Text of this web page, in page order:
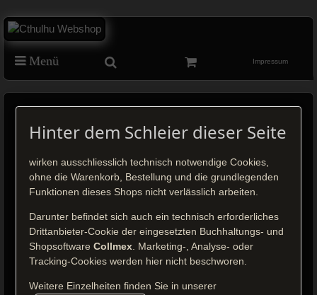
Menü Impressum
1 von Gou Tanabe (SC - deutsch)
Klick auf das Bild, um es zu vergrößern.
Preis: 18,00 €
zzgl.Versandkosten
Hinter dem Schleier dieser Seite
wirken ausschliesslich technisch notwendige Cookies,
ohne die Warenkorb, Bestellung und die grundlegenden
Funktionen dieses Shops nicht verlässlich arbeiten.
Darunter befindet sich auch ein technisch erforderliches
Drittanbieter-Cookie der eingesetzten Buchhaltungs- und
ShopsoftwareCollmex . Marketing-, Analyse- oder
Tracking-Cookies werden hier nicht beschworen.
Weitere Einzelheiten finden Sie in unserer